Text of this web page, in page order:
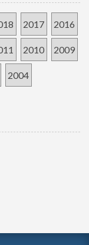
2017 2016
2010 2009
2004